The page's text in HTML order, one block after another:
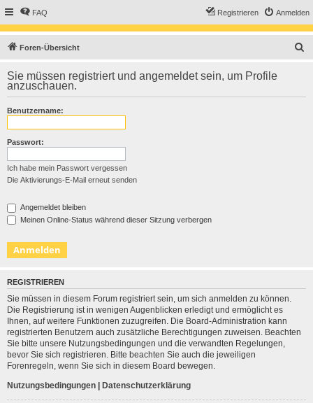
FAQ Anmelden
Registrieren
Foren-Übersicht
h
Sie müssen registriert und angemeldet sein, um Profile
anzuschauen.
Benutzername:
Passwort:
Ich habe mein Passwort vergessen
Die Aktivierungs-E-Mail erneut senden
Angemeldet bleiben
Meinen Online-Status während dieser Sitzung verbergen
REGISTRIEREN
Sie müssen in diesem Forum registriert sein, um sich anmelden zu können.
Die Registrierung ist in wenigen Augenblicken erledigt und ermöglicht es
Ihnen, auf weitere Funktionen zuzugreifen. Die Board-Administration kann
registrierten Benutzern auch zusätzliche Berechtigungen zuweisen. Beachten
Sie bitte unsere Nutzungsbedingungen und die verwandten Regelungen,
bevor Sie sich registrieren. Bitte beachten Sie auch die jeweiligen
Forenregeln, wenn Sie sich in diesem Board bewegen.
Nutzungsbedingungen | Datenschutzerklärung